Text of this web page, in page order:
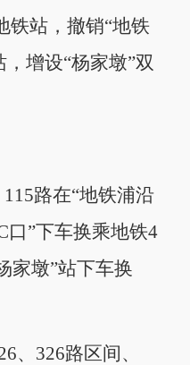
铁站，撤销“地铁
增设“杨家墩”双
路在“地铁浦沿
口”下车换乘地铁4
家墩”站下车换
326路区间、